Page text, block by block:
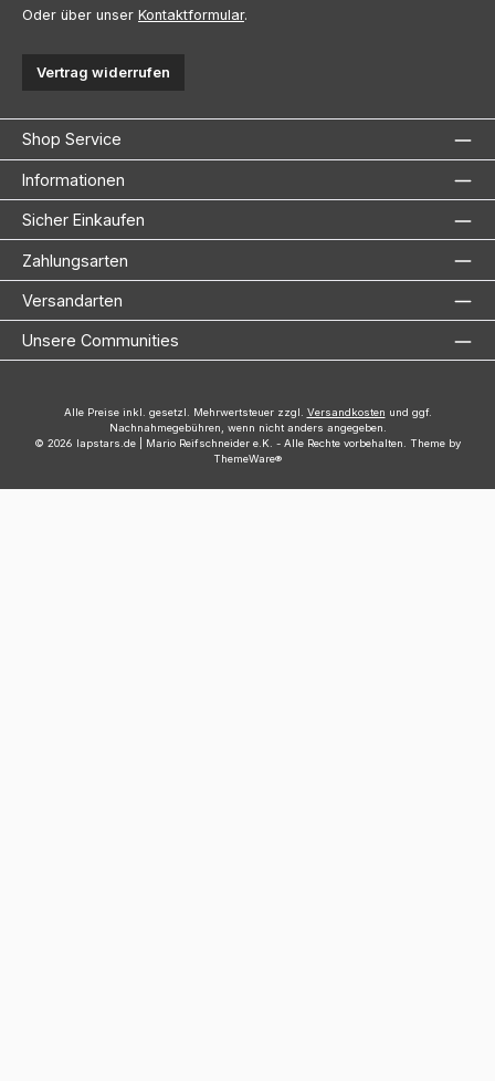
Oder über unser Kontaktformular.
Vertrag widerrufen
Shop Service
Informationen
Sicher Einkaufen
Zahlungsarten
Versandarten
Unsere Communities
Alle Preise inkl. gesetzl. Mehrwertsteuer zzgl. Versandkosten und ggf.
Nachnahmegebühren, wenn nicht anders angegeben.
© 2026 lapstars.de | Mario Reifschneider e.K. - Alle Rechte vorbehalten. Theme by
ThemeWare®